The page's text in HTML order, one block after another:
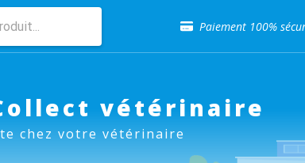
Paiement 100%
Paiement 100%
Livraison gratuite en clinique
Sélection de croquettes
vétérinaire
chez votre vétérinaire